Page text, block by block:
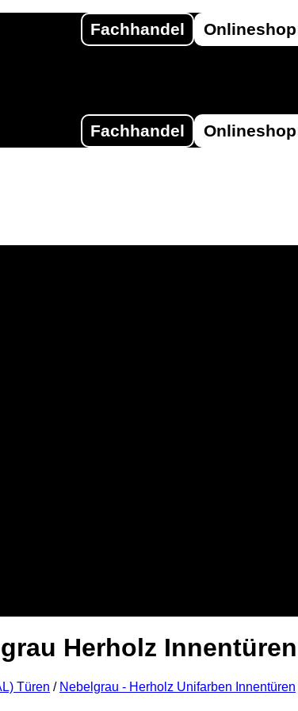
Fachhandel Onlineshop
Fachhandel Onlineshop
Herholz Innentüren
Türen / Nebelgrau - Herholz Unifarben Innentüren